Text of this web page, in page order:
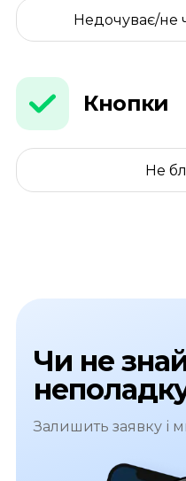
Недочуває/не
Кнопки
Не
Чи не
Залишить заявку і